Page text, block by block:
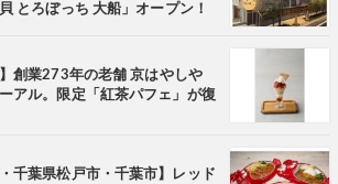
とろぼっち 大船」オープン！
】創業273年の老舗 京はやしや
アル。限定「紅茶パフェ」が復
千葉県松戸市・千葉市】レッド